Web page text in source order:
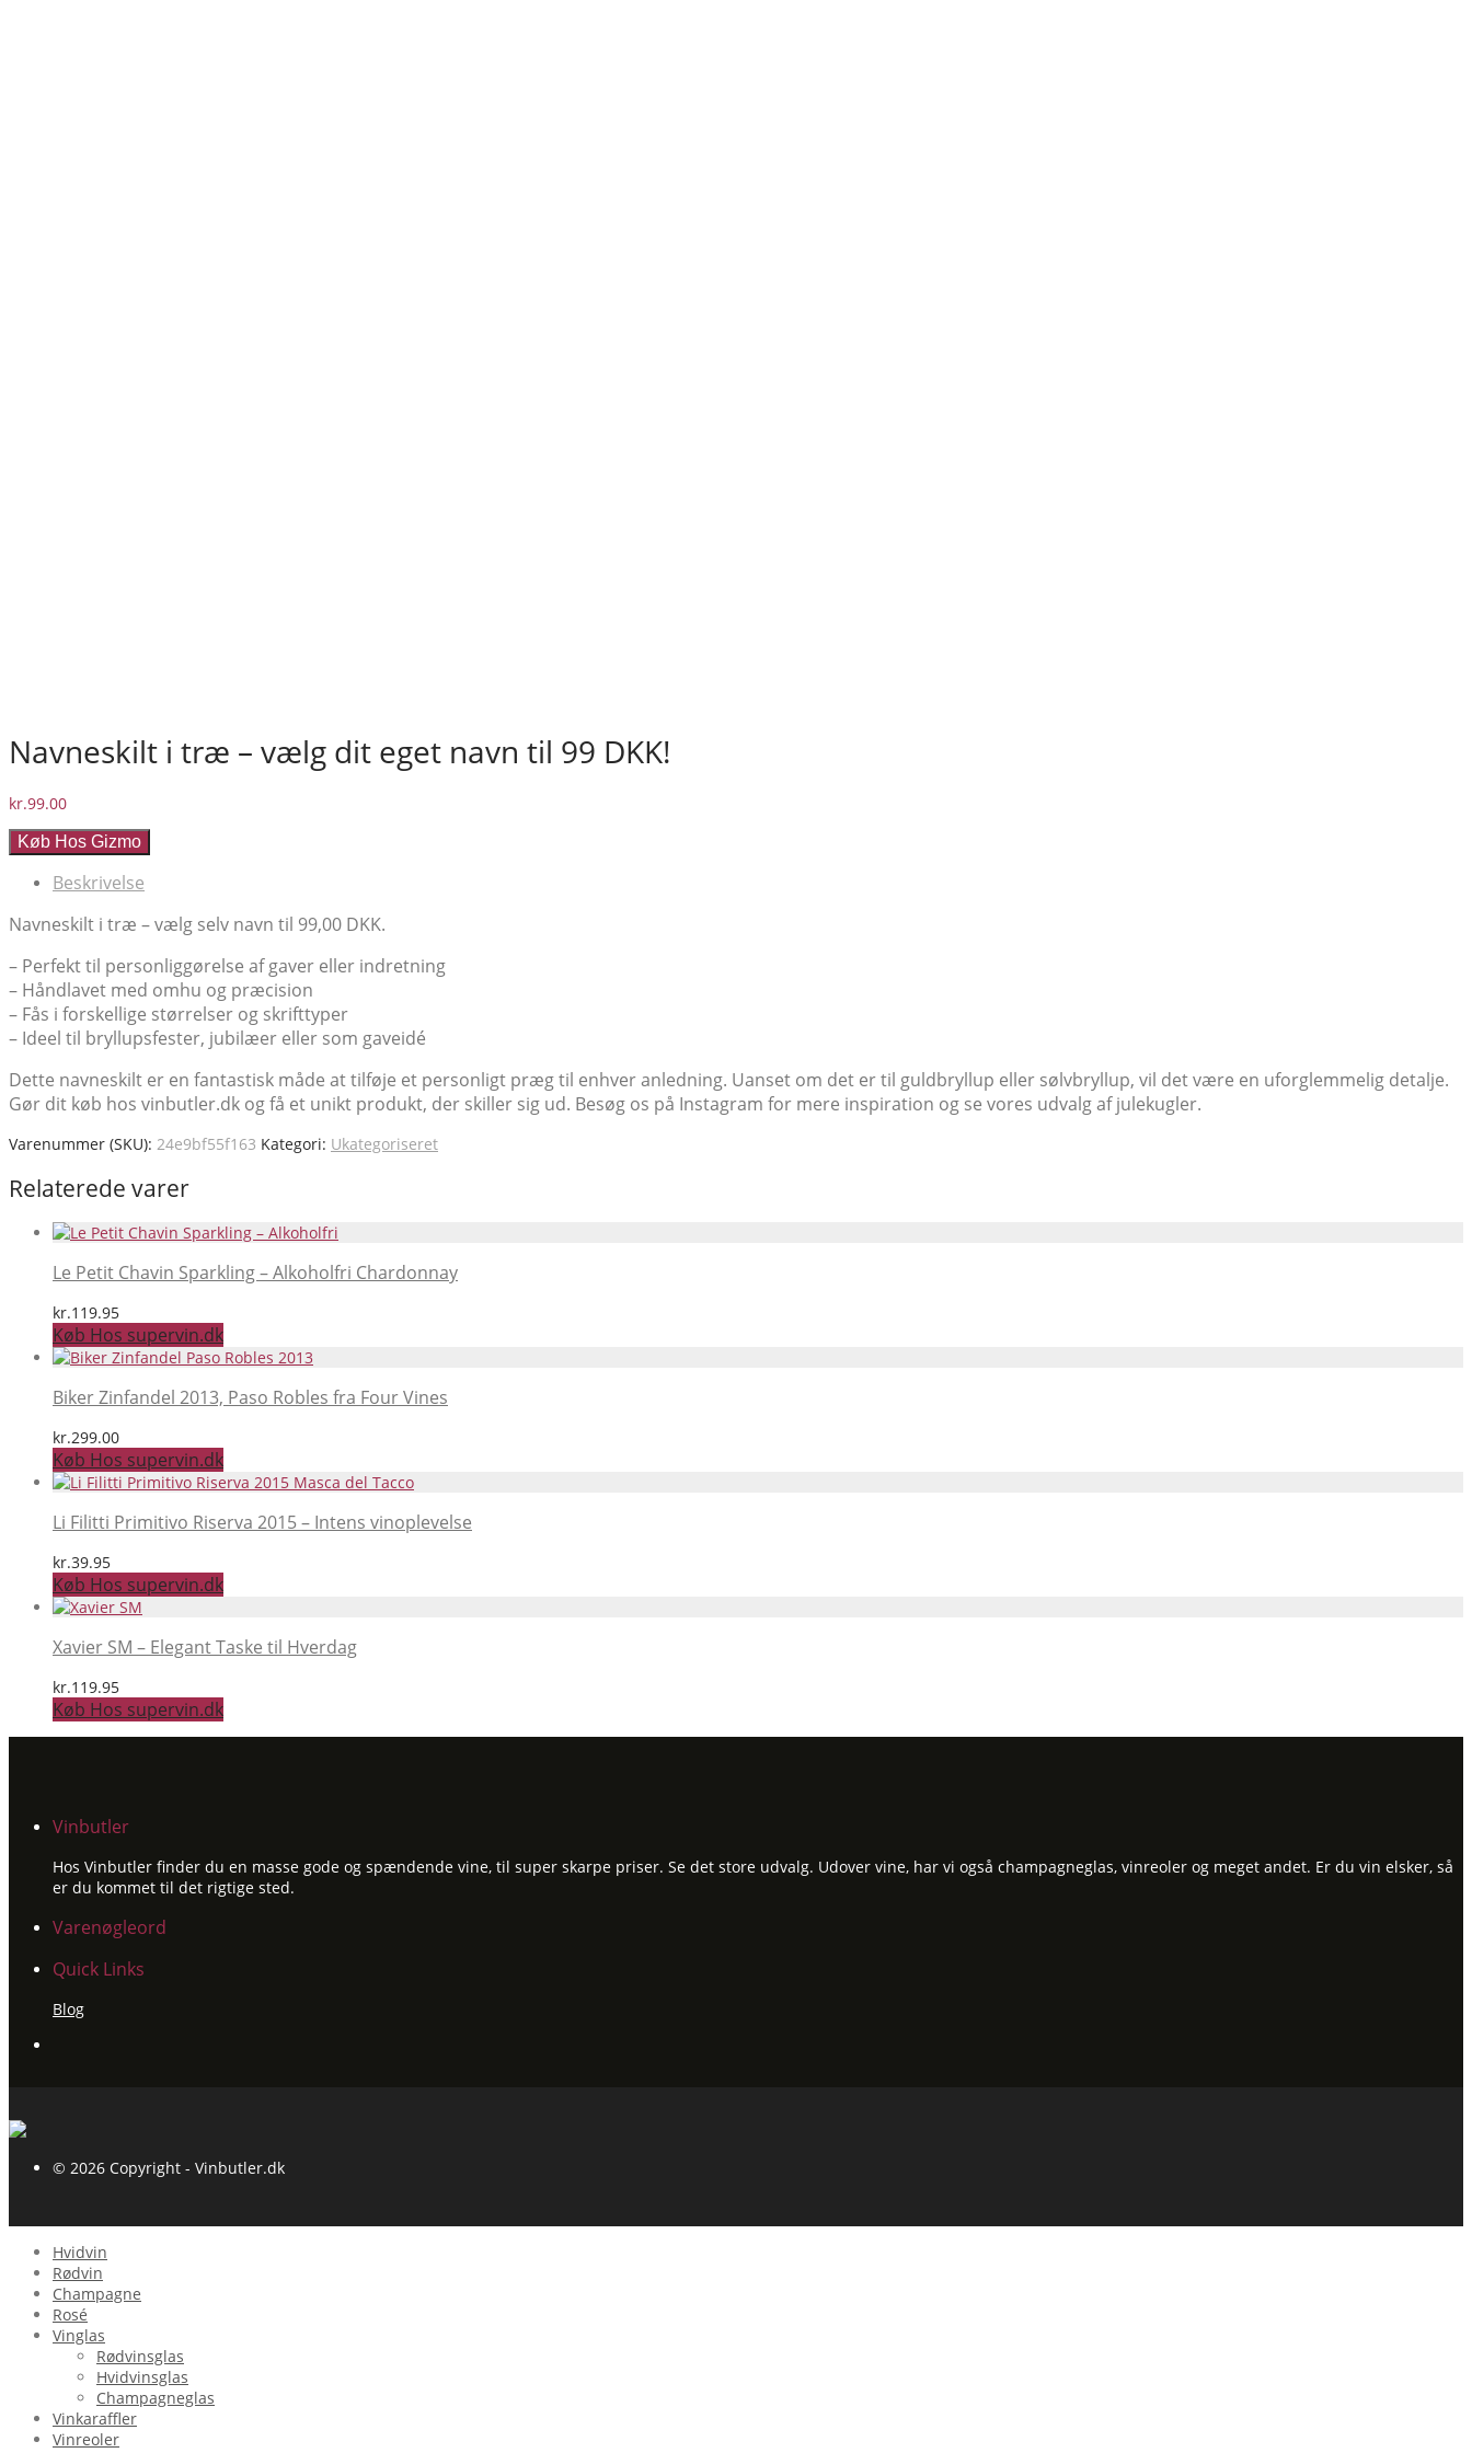
Navneskilt i træ – vælg dit eget navn til 99 DKK!
kr.99.00
Køb Hos Gizmo
Beskrivelse
Navneskilt i træ – vælg selv navn til 99,00 DKK.
– Perfekt til personliggørelse af gaver eller indretning
– Håndlavet med omhu og præcision
– Fås i forskellige størrelser og skrifttyper
– Ideel til bryllupsfester, jubilæer eller som gaveidé
Dette navneskilt er en fantastisk måde at tilføje et personligt præg til enhver anledning. Uanset om det er til guldbryllup eller sølvbryllup, vil det være en uforglemmelig detalje.
Gør dit køb hos vinbutler.dk og få et unikt produkt, der skiller sig ud. Besøg os på Instagram for mere inspiration og se vores udvalg af julekugler.
Varenummer (SKU): 24e9bf55f163 Kategori: Ukategoriseret
Relaterede varer
Le Petit Chavin Sparkling – Alkoholfri Chardonnay
kr.119.95
Køb Hos supervin.dk
Biker Zinfandel 2013, Paso Robles fra Four Vines
kr.299.00
Køb Hos supervin.dk
Li Filitti Primitivo Riserva 2015 – Intens vinoplevelse
kr.39.95
Køb Hos supervin.dk
Xavier SM – Elegant Taske til Hverdag
kr.119.95
Køb Hos supervin.dk
Vinbutler
Hos Vinbutler finder du en masse gode og spændende vine, til super skarpe priser. Se det store udvalg. Udover vine, har vi også champagneglas, vinreoler og meget andet. Er du vin elsker, så
er du kommet til det rigtige sted.
Varenøgleord
Quick Links
Blog
© 2026 Copyright - Vinbutler.dk
Hvidvin
Rødvin
Champagne
Rosé
Vinglas
Rødvinsglas
Hvidvinsglas
Champagneglas
Vinkaraffler
Vinreoler